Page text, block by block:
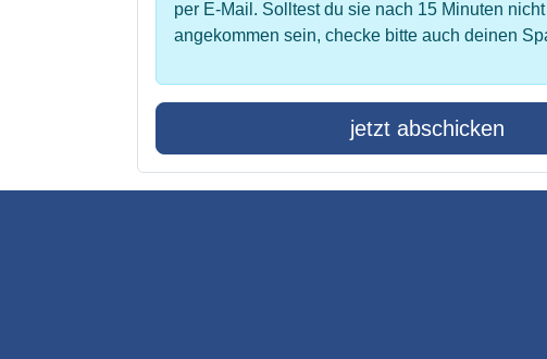
per E-Mail. Solltest du sie nach 15 Minuten nicht
angekommen sein, checke bitte auch deinen
jetzt abschicken